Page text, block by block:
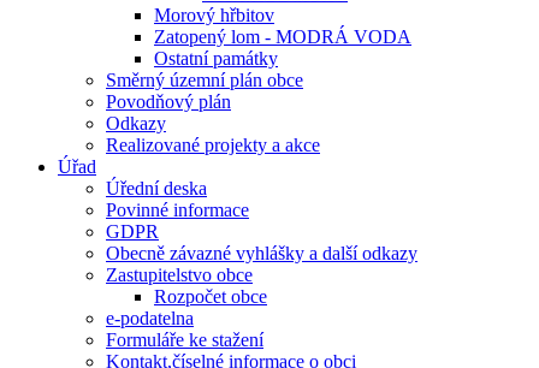
Morový hřbitov
Zatopený lom - MODRÁ VODA
Ostatní památky
Směrný územní plán obce
Povodňový plán
Odkazy
Realizované projekty a akce
Úřad
Úřední deska
Povinné informace
GDPR
Obecně závazné vyhlášky a další odkazy
Zastupitelstvo obce
Rozpočet obce
e-podatelna
Formuláře ke stažení
Kontakt,číselné informace o obci